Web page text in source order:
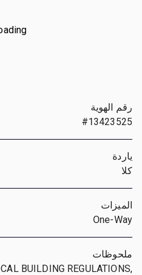
رقم الهوية
#13423525
ياردة
كلا
الميزات
One-Way
ملحوظات
BUILDING REGULATIONS,